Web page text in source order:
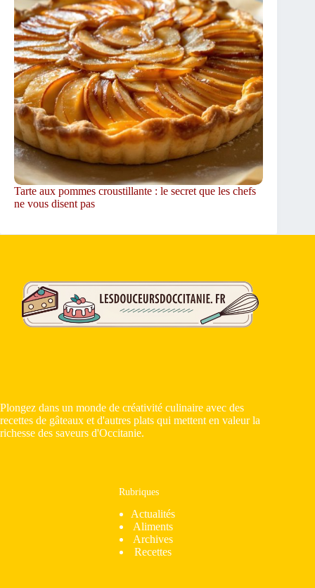
Tarte aux pommes croustillante : le secret que les chefs
ne vous disent pas
Plongez dans un monde de créativité culinaire avec des
recettes de gâteaux et d'autres plats qui mettent en valeur la
richesse des saveurs d'Occitanie.
Rubriques
Actualités
Aliments
Archives
Recettes